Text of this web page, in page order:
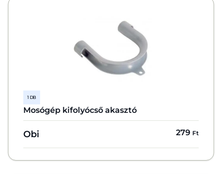
1 DB
Mosógép kifolyócső akasztó
Obi 279 Ft